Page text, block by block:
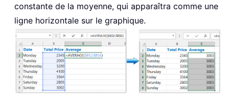
constante de la moyenne, qui apparaîtra comme une
ligne horizontale sur le graphique.